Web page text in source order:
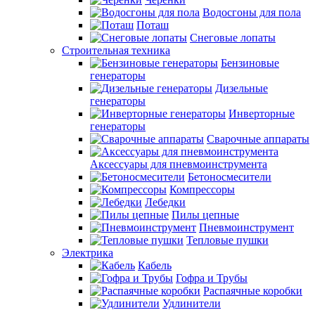
Водосгоны для пола
Поташ
Снеговые лопаты
Строительная техника
Бензиновые
генераторы
Дизельные
генераторы
Инверторные
генераторы
Сварочные аппараты
Аксессуары для пневмоинструмента
Бетоносмесители
Компрессоры
Лебедки
Пилы цепные
Пневмоинструмент
Тепловые пушки
Электрика
Кабель
Гофра и Трубы
Распаячные коробки
Удлинители